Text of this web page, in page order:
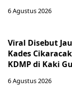
6 Agustus 2026
Viral Disebut
Kades
KDMP di Kaki
6 Agustus 2026